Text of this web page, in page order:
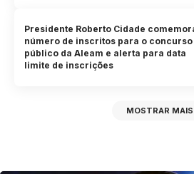
Presidente Roberto Cidade
número de inscritos para o concurso
público da Aleam e alerta para data
limite de inscrições
MOSTRAR MAIS